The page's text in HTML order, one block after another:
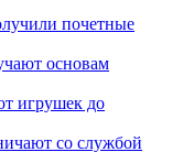
почетные
основам
игрушек до
со службой